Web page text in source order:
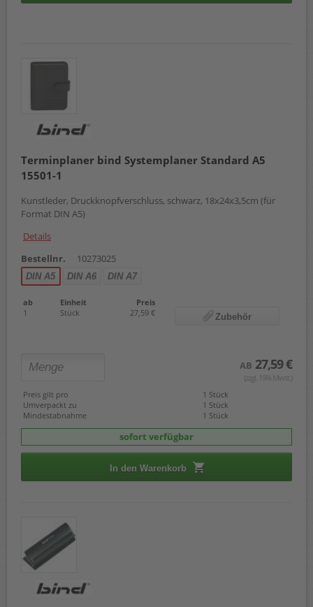
Terminplaner bind Systemplaner Standard A5
15501-1
Kunstleder, Druckknopfverschluss, schwarz, 18x24x3,5cm (für
Format DIN A5)
Details
Bestellnr.
10273025
DIN A5 DIN A6 DIN A7
ab Einheit
Preis
1
Stück 27,59 € Zubehör
AB 27,59 €
(zzgl. 19% Mwst.)
Preis gilt pro
1 Stück
Umverpackt zu
1 Stück
Mindestabnahme
1 Stück
sofort verfügbar
In den Warenkorb